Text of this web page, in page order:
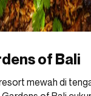
of Bali
mewah di